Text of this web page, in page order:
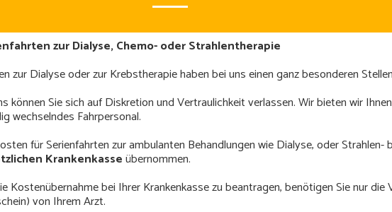
zur Dialyse, Chemo- oder Strahlentherapie
zur Dialyse oder zur Krebstherapie haben bei uns einen ganz besonderen
können Sie sich auf Diskretion und Vertraulichkeit verlassen. Wir bieten wir
wechselndes Fahrpersonal.
für Serienfahrten zur ambulanten Behandlungen wie Dialyse, oder Strahlen-
Krankenkasseübernommen.
Kostenübernahme bei Ihrer Krankenkasse zu beantragen, benötigen Sie nur
von Ihrem Arzt.